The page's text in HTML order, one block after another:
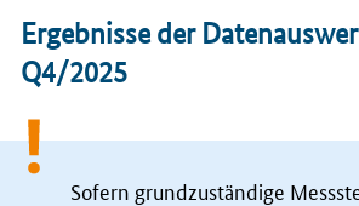
Ergebnisse der
Q4/2025
Sofern grundzuständige